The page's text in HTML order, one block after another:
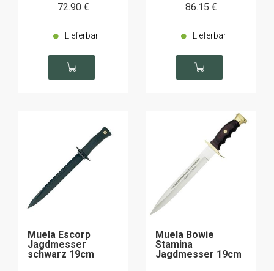
72.90 €
Lieferbar
86.15 €
Lieferbar
Muela Escorp
Jagdmesser
schwarz 19cm
Muela Bowie
Stamina
Jagdmesser 19cm